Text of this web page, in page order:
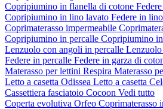
Copripiumino in flanella di cotone
Copripiumino in lino lavato Federe in
Coprimaterasso impermeabile
Copripiumino in percalle Copripiumino
Lenzuolo con angoli in percalle
Federe in percalle Federe in garza di
Materasso per lettini Respira Materasso
Letto a casetta Odissea Letto a casetta
Cassettiera fasciatoio Cocoon Vedi tutto
Coperta evolutiva Orfeo Coprimaterasso